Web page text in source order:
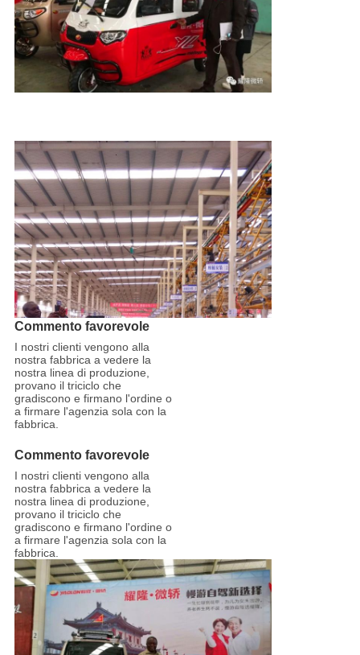
Commento favorevole
I nostri clienti vengono alla
nostra fabbrica a vedere la
nostra linea di produzione,
provano il triciclo che
gradiscono e firmano l'ordine o
a firmare l'agenzia sola con la
fabbrica.
Commento favorevole
I nostri clienti vengono alla
nostra fabbrica a vedere la
nostra linea di produzione,
provano il triciclo che
gradiscono e firmano l'ordine o
a firmare l'agenzia sola con la
fabbrica.